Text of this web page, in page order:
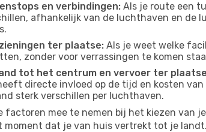
en verbindingen: Als je route een
afhankelijk van de luchthaven en de
ter plaatse: Als je weet welke
zonder voor verrassingen te komen
tot het centrum en vervoer ter
directe invloed op de tijd en kosten
sterk verschillen per luchthaven.
factoren mee te nemen bij het kiezen van
moment dat je van huis vertrekt tot je landt.